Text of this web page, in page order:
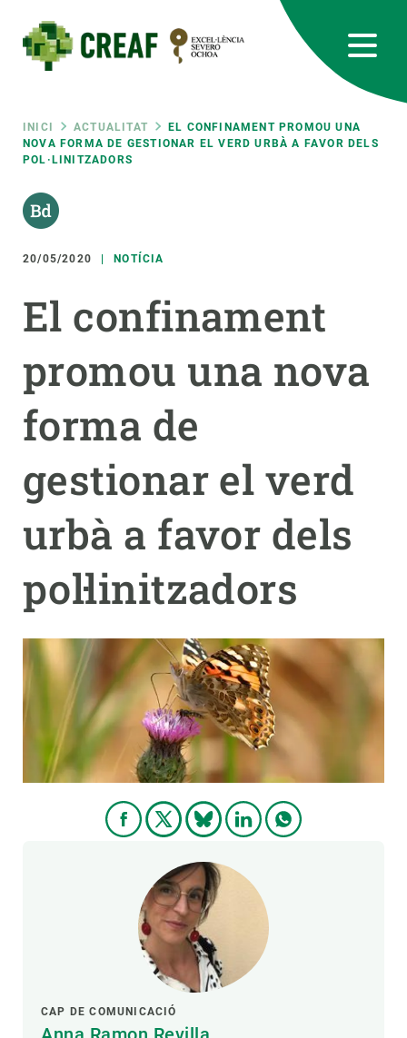
contingut
Fil
d'ariadna
INICI ACTUALITAT
EL CONFINAMENT PROMOU UNA
NOVA FORMA DE GESTIONAR EL VERD URBÀ A FAVOR DELS
POL·LINITZADORS
20/05/2020 NOTÍCIA
El confinament
promou una nova
forma de
gestionar el verd
urbà a favor dels
pol·linitzadors
CAP DE COMUNICACIÓ
RRSS
Featured
responsive
Responsive
menu
RECERCA
CIÈNCIA EN ACCIÓ
NOTÍCIES I AGENDA